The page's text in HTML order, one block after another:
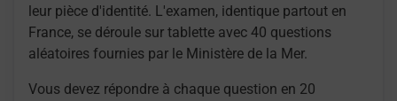
leur pièce d'identité. L'examen, identique partout en
France, se déroule sur tablette avec 40 questions
aléatoires fournies par le Ministère de la Mer.
Vous devez répondre à chaque question en 20